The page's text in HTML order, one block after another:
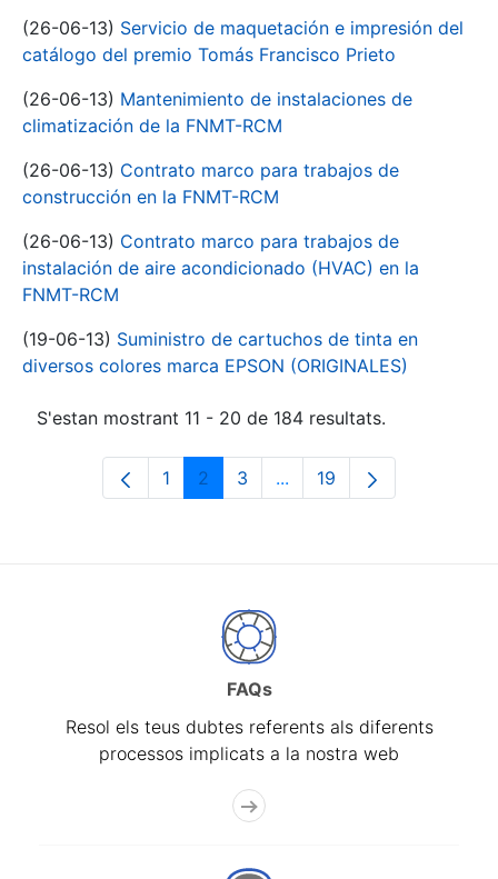
(26-06-13) Servicio de maquetación e impresión del
catálogo del premio Tomás Francisco Prieto
(26-06-13) Mantenimiento de instalaciones de
climatización de la FNMT-RCM
(26-06-13) Contrato marco para trabajos de
construcción en la FNMT-RCM
(26-06-13) Contrato marco para trabajos de
instalación de aire acondicionado (HVAC) en la
FNMT-RCM
(19-06-13) Suministro de cartuchos de tinta en
diversos colores marca EPSON (ORIGINALES)
S'estan mostrant 11 - 20 de 184 resultats.
Pàgina
1 Pàgina
2 Pàgina
3 ...Pàgines intermèdies
Pàgina
19
FAQs
Resol els teus dubtes referents als diferents
processos implicats a la nostra web